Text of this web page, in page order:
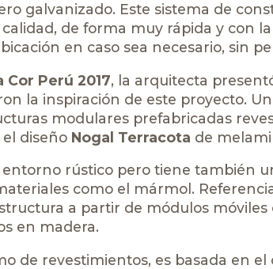
galvanizado. Este sistema de
de forma muy rápida y con
en caso sea necesario, sin
Cor Perú 2017, la arquitecta
la inspiración de este proyecto.
modulares prefabricadas
el diseño Nogal Terracota de
rústico pero tiene también
como el mármol.
a partir de módulos móviles
en madera.
de revestimientos, es basada en